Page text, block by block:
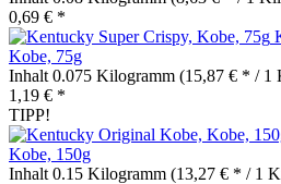
0,69 € *
Kobe, 75g
Inhalt 0.075 Kilogramm (15,87 € * / 1
1,19 € *
TIPP!
Kobe, 150g
Inhalt 0.15 Kilogramm (13,27 € * / 1